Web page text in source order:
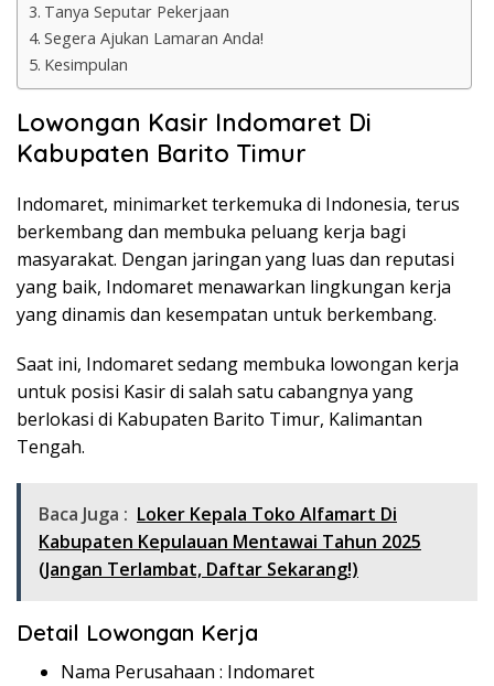
Tanya Seputar Pekerjaan
Segera Ajukan Lamaran Anda!
Kesimpulan
Lowongan Kasir Indomaret Di
Kabupaten Barito Timur
Indomaret, minimarket terkemuka di Indonesia, terus
berkembang dan membuka peluang kerja bagi
masyarakat. Dengan jaringan yang luas dan reputasi
yang baik, Indomaret menawarkan lingkungan kerja
yang dinamis dan kesempatan untuk berkembang.
Saat ini, Indomaret sedang membuka lowongan kerja
untuk posisi Kasir di salah satu cabangnya yang
berlokasi di Kabupaten Barito Timur, Kalimantan
Tengah.
Baca Juga : Loker Kepala Toko Alfamart Di
Kabupaten Kepulauan Mentawai Tahun 2025
(Jangan Terlambat, Daftar Sekarang!)
Detail Lowongan Kerja
Nama Perusahaan : Indomaret